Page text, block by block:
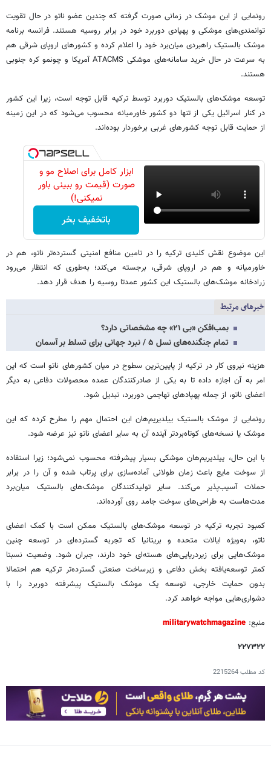
رونمایی از این موشک در زمانی صورت گرفته که چندین عضو ناتو در حال تقویت
توانمندی‌های موشکی و پهپادی دوربرد خود در برابر روسیه هستند. فرانسه برنامه
موشک بالستیک راهبردی میان‌برد خود را اعلام کرده و کشورهای اروپای شرقی هم
به‌ سرعت در حال خرید سامانه‌های موشکی ATACMS آمریکا و چونمو کره جنوبی
هستند.
توسعه موشک‌های بالستیک دوربرد توسط ترکیه قابل توجه است، زیرا این کشور
در کنار اسرائیل یکی از تنها دو کشور خاورمیانه محسوب می‌شود که در این زمینه
از حمایت قابل‌ توجه کشورهای غربی برخوردار بوده‌اند.
ابزار کامل برای اصلاح مو و
صورت (قیمت رو ببینی باور
نمیکنی!)
باتخفیف بخر
این موضوع نقش کلیدی ترکیه را در تامین منافع امنیتی گسترده‌تر ناتو، هم در
خاورمیانه و هم در اروپای شرقی، برجسته می‌کند؛ به‌طوری که انتظار می‌رود
زرادخانه موشک‌های بالستیک این کشور عمدتا روسیه را هدف قرار دهد.
خبرهای مرتبط
بمب‌افکن «بی ۲۱» چه مشخصاتی دارد؟
تمام جنگنده‌های نسل ۵ / نبرد جهانی برای تسلط بر آسمان
هزینه نیروی کار در ترکیه از پایین‌ترین سطوح در میان کشورهای ناتو است که این
امر به آن اجازه داده تا به یکی از صادرکنندگان عمده محصولات دفاعی به دیگر
اعضای ناتو، از جمله پهپادهای تهاجمی دوربرد، تبدیل شود.
رونمایی از موشک بالستیک ییلدیریم‌هان این احتمال مهم را مطرح کرده که این
موشک یا نسخه‌های کوتاه‌بردتر آینده آن به سایر اعضای ناتو نیز عرضه شود.
با این حال، ییلدیریم‌هان موشکی بسیار پیشرفته محسوب نمی‌شود؛ زیرا استفاده
از سوخت مایع باعث زمان طولانی آماده‌سازی برای پرتاب شده و آن را در برابر
حملات آسیب‌پذیر می‌کند. سایر تولیدکنندگان موشک‌های بالستیک میان‌برد
مدت‌هاست به طراحی‌های سوخت جامد روی آورده‌اند.
کمبود تجربه ترکیه در توسعه موشک‌های بالستیک ممکن است با کمک اعضای
ناتو، به‌ویژه ایالات متحده و بریتانیا که تجربه گسترده‌ای در توسعه چنین
موشک‌هایی برای زیردریایی‌های هسته‌ای خود دارند، جبران شود. وضعیت نسبتا
کمتر توسعه‌یافته بخش دفاعی و زیرساخت صنعتی گسترده‌تر ترکیه هم احتمالا
بدون حمایت خارجی، توسعه یک موشک بالستیک پیشرفته دوربرد را با
دشواری‌هایی مواجه خواهد کرد.
منبع: militarywatchmagazine
۲۲۷۳۲۲
کد مطلب2215264